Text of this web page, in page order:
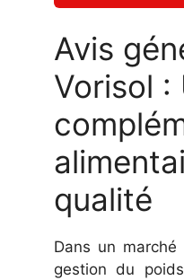
Avis
Vorisol :
qualité
Dans un
gestion du